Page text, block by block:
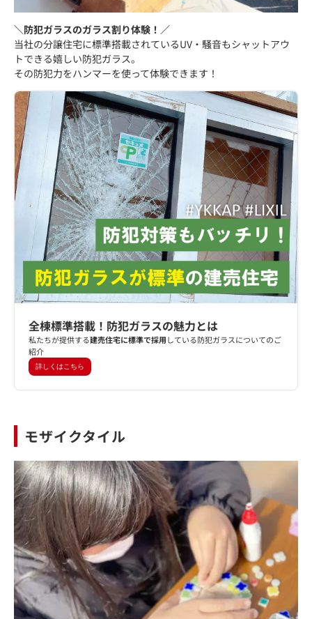
＼防犯ガラスのガラス割り体験！／
当社の分譲住宅に標準搭載されているUV・騒音もシャットアウ
トできる嬉しい防犯ガラス。
その防犯力をハンマーを使って体験できます！
全棟標準搭載！防犯ガラスの魅力とは
私たちが提供する建売住宅に標準で採用している防犯ガラスについてのご
紹介
詳しくはこちら
モザイクタイル